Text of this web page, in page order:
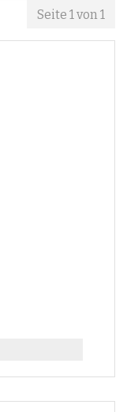
Seite 1 von 1